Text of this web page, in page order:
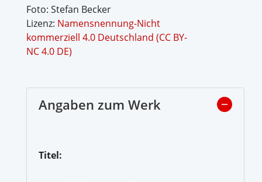
Foto: Stefan Becker
Lizenz: Namensnennung-Nicht
kommerziell 4.0 Deutschland (CC BY-
NC 4.0 DE)
Angaben zum Werk
Titel: